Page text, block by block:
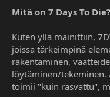
a
o
t
t
a
j
ä
Mitä on 7 Days To Die?
Kuten yllä mainittiin,
joissa tärkeimpinä
rakentaminen,
löytäminen/tekeminen.
toimii "kuin rasvattu",